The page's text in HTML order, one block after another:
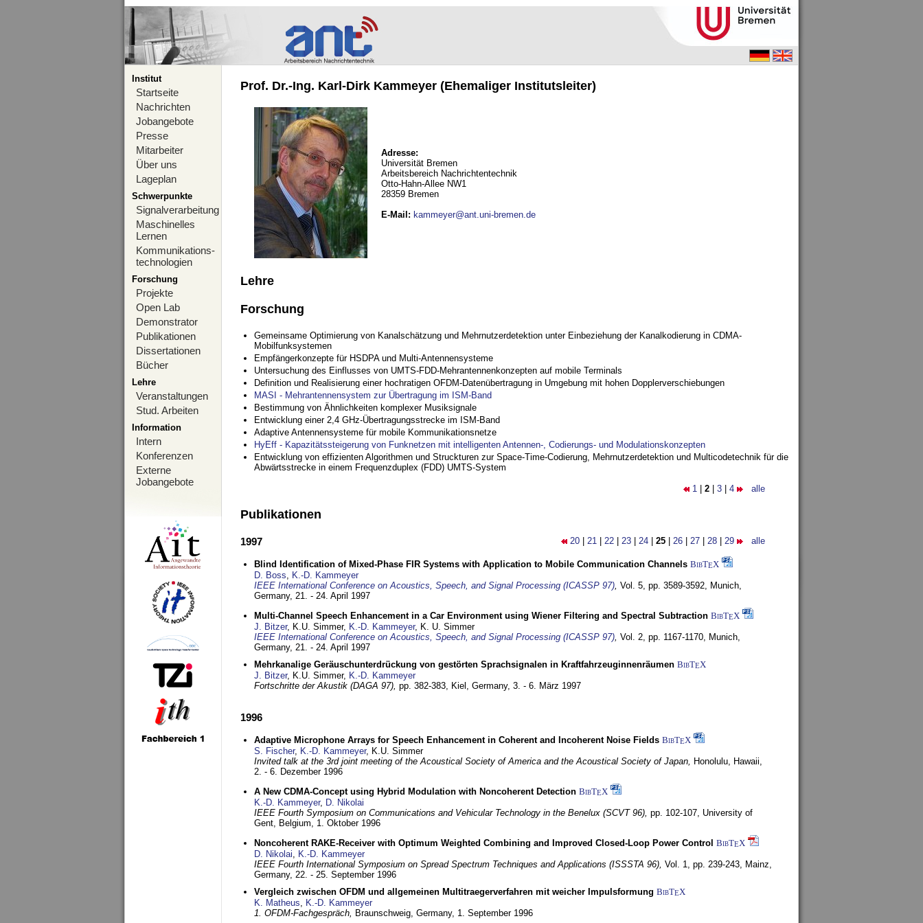
Institut
Startseite
Nachrichten
Jobangebote
Presse
Mitarbeiter
Über uns
Lageplan
Schwerpunkte
Signalverarbeitung
Maschinelles
Lernen
Kommunikations-
technologien
Forschung
Projekte
Open Lab
Demonstrator
Publikationen
Dissertationen
Bücher
Lehre
Veranstaltungen
Stud. Arbeiten
Information
Intern
Konferenzen
Externe
Jobangebote
Prof. Dr.-Ing. Karl-Dirk Kammeyer (Ehemaliger Institutsleiter)
Adresse:
Universität Bremen
Arbeitsbereich Nachrichtentechnik
Otto-Hahn-Allee NW1
28359 Bremen
E-Mail : kammeyer@ant.uni-bremen.de
Lehre
Forschung
Gemeinsame Optimierung von Kanalschätzung und Mehrnutzerdetektion unter Einbeziehung der Kanalkodierung in CDMA-
Mobilfunksystemen
Empfängerkonzepte für HSDPA und Multi-Antennensysteme
Untersuchung des Einflusses von UMTS-FDD-Mehrantennenkonzepten auf mobile Terminals
Definition und Realisierung einer hochratigen OFDM-Datenübertragung in Umgebung mit hohen Dopplerverschiebungen
MASI - Mehrantennensystem zur Übertragung im ISM-Band
Bestimmung von Ähnlichkeiten komplexer Musiksignale
Entwicklung einer 2,4 GHz-Übertragungsstrecke im ISM-Band
Adaptive Antennensysteme für mobile Kommunikationsnetze
HyEff - Kapazitätssteigerung von Funknetzen mit intelligenten Antennen-, Codierungs- und Modulationskonzepten
Entwicklung von effizienten Algorithmen und Struckturen zur Space-Time-Codierung, Mehrnutzerdetektion und Multicodetechnik für die
Abwärtsstrecke in einem Frequenzduplex (FDD) UMTS-System
1 2 3 4 alle
Publikationen
20 21 22 23 24 25 26 27 28 29 alle
1997
Blind Identification of Mixed-Phase FIR Systems with Application to Mobile Communication Channels BibTEX
D. Boss, K.-D. Kammeyer
IEEE International Conference on Acoustics, Speech, and Signal Processing (ICASSP 97), Vol. 5, pp. 3589-3592, Munich,
Germany, 21. - 24. April 1997
Multi-Channel Speech Enhancement in a Car Environment using Wiener Filtering and Spectral Subtraction BibTEX
J. Bitzer, K.U. Simmer, K.-D. Kammeyer, K. U. Simmer
IEEE International Conference on Acoustics, Speech, and Signal Processing (ICASSP 97), Vol. 2, pp. 1167-1170, Munich,
Germany, 21. - 24. April 1997
Mehrkanalige Geräuschunterdrückung von gestörten Sprachsignalen in Kraftfahrzeuginnenräumen BibTEX
J. Bitzer, K.U. Simmer, K.-D. Kammeyer
Fortschritte der Akustik (DAGA 97), pp. 382-383, Kiel, Germany, 3. - 6. März 1997
1996
Adaptive Microphone Arrays for Speech Enhancement in Coherent and Incoherent Noise Fields BibTEX
S. Fischer, K.-D. Kammeyer, K.U. Simmer
Invited talk at the 3rd joint meeting of the Acoustical Society of America and the Acoustical Society of Japan, Honolulu, Hawaii,
2. - 6. Dezember 1996
A New CDMA-Concept using Hybrid Modulation with Noncoherent Detection BibTEX
K.-D. Kammeyer, D. Nikolai
IEEE Fourth Symposium on Communications and Vehicular Technology in the Benelux (SCVT 96), pp. 102-107, University of
Gent, Belgium, 1. Oktober 1996
Noncoherent RAKE-Receiver with Optimum Weighted Combining and Improved Closed-Loop Power Control BibTEX
D. Nikolai, K.-D. Kammeyer
IEEE Fourth International Symposium on Spread Spectrum Techniques and Applications (ISSSTA 96), Vol. 1, pp. 239-243, Mainz,
Germany, 22. - 25. September 1996
Vergleich zwischen OFDM und allgemeinen Multitraegerverfahren mit weicher Impulsformung BibTEX
K. Matheus, K.-D. Kammeyer
1. OFDM-Fachgespräch, Braunschweig, Germany, 1. September 1996